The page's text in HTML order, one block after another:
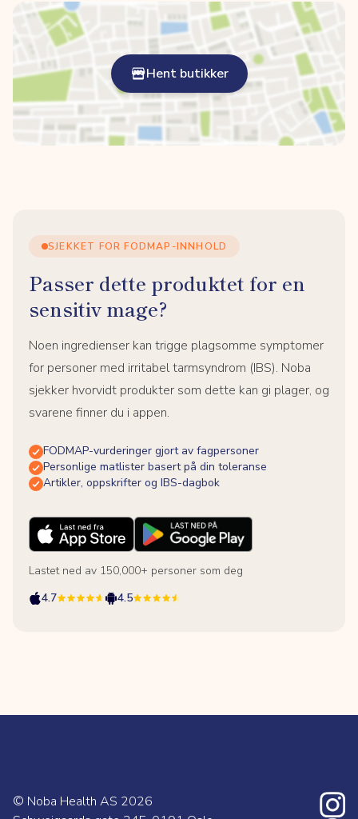
Hent butikker
SJEKKET FOR FODMAP-INNHOLD
Passer dette produktet for en
sensitiv mage?
Noen ingredienser kan trigge plagsomme symptomer
for personer med irritabel tarmsyndrom (IBS). Noba
sjekker hvorvidt produkter som dette kan gi plager, og
svarene finner du i appen.
FODMAP-vurderinger gjort av fagpersoner
Personlige matlister basert på din toleranse
Artikler, oppskrifter og IBS-dagbok
Lastet ned av 150,000+ personer som deg
4.7
4.5
© Noba Health AS 2026